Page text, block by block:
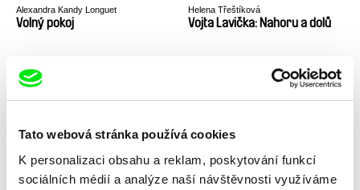
Tato webová stránka používá cookies
K personalizaci obsahu a reklam, poskytování funkcí
sociálních médií a analýze naší návštěvnosti využíváme
Alexandra Kandy Longuet
Volný pokoj
Helena Třeštíková
Vojta Lavička: Nahoru a dolů
Jerzy Śladkowski
Vodka Factory
Paulo Carneiro
Voda pro Tabato